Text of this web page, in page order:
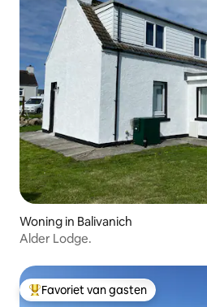
Woning in Balivanich
Alder Lodge.
Topfavoriet van gasten
Favoriet van gasten